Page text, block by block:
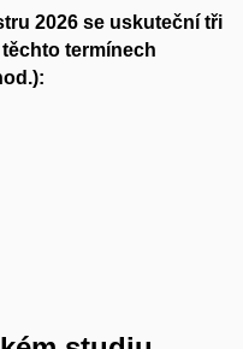
2026 se uskuteční tři
termínech